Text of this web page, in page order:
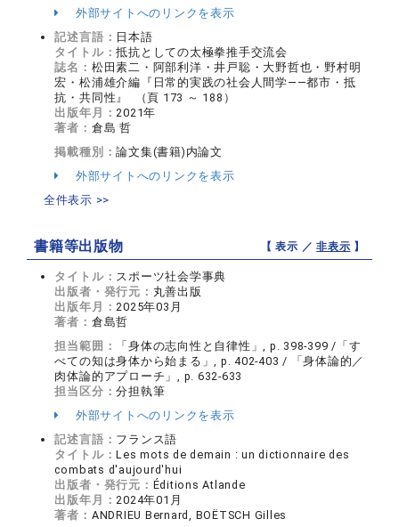
外部サイトへのリンクを表示
記述言語： 日本語
タイトル：抵抗としての太極拳推手交流会
誌名： 松田素二・阿部利洋・井戸聡・大野哲也・野村明
宏・松浦雄介編『日常的実践の社会人間学――都市・抵
抗・共同性』 （頁 173 ～ 188）
出版年月：2021年
著者： 倉島 哲
掲載種別：論文集(書籍)内論文
外部サイトへのリンクを表示
全件表示 >>
書籍等出版物 【 表示 ／非表示 】
タイトル： スポーツ社会学事典
出版者・発行元： 丸善出版
出版年月：2025年03月
著者： 倉島哲
担当範囲：
「身体の志向性と自律性」, p. 398-399 /「す
べての知は身体から始まる」, p. 402-403 / 「身体論的／
肉体論的アプローチ」, p. 632-633
担当区分：分担執筆
外部サイトへのリンクを表示
記述言語： フランス語
タイトル：Les mots de demain : un dictionnaire des
combats d'aujourd'hui
出版者・発行元： Éditions Atlande
出版年月：2024年01月
著者： ANDRIEU Bernard, BOËTSCH Gilles